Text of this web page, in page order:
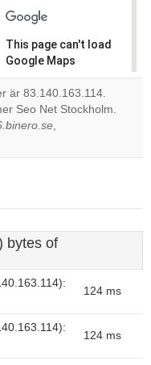
This page can't load
Google Maps
correctly.
Do you
own this
är 83.140.163.114.
Seo Net Stockholm.
,
bytes of
124 ms
124 ms